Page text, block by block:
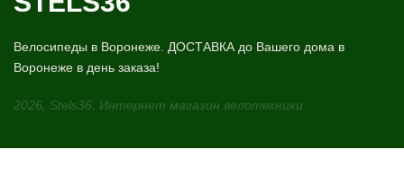
Велосипеды в Воронеже. ДОСТАВКА до Вашего дома в
Воронеже в день заказа!
2026, Stels36. Интернет магазин велотехники